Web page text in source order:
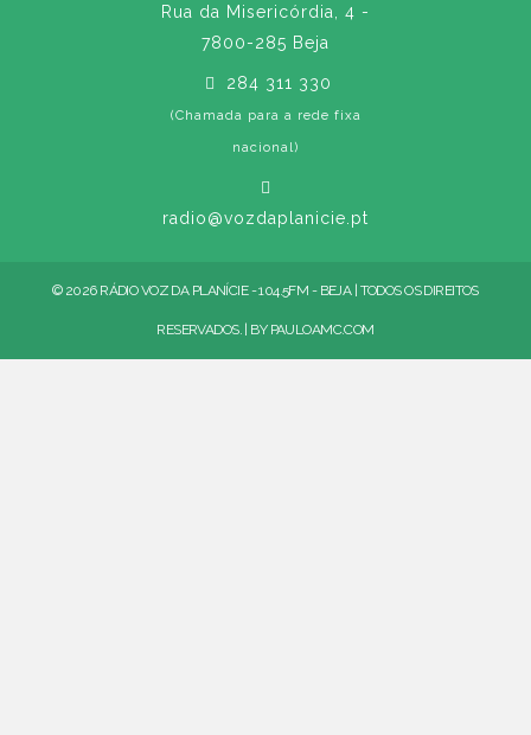
Rua da Misericórdia, 4 -
7800-285 Beja
284 311 330
(Chamada para a rede fixa
nacional)
radio@vozdaplanicie.pt
© 2026 RÁDIO VOZ DA PLANÍCIE - 104.5FM - BEJA | TODOS OS DIREITOS
RESERVADOS. | BY PAULOAMC.COM